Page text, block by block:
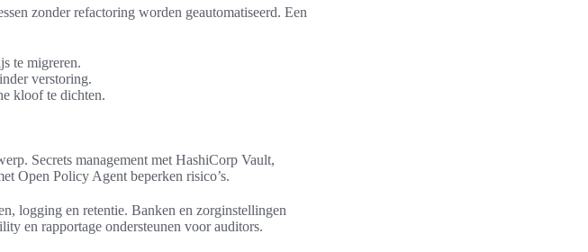
zonder refactoring worden geautomatiseerd. Een
te migreren.
verstoring.
kloof te dichten.
Secrets management met HashiCorp Vault,
Open Policy Agent beperken risico’s.
logging en retentie. Banken en zorginstellingen
en rapportage ondersteunen voor auditors.